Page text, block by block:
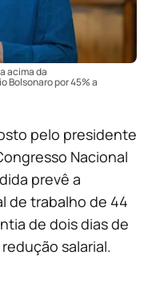
acima da
Bolsonaro por 45% a
pelo presidente
Nacional
prevê a
de trabalho de 44
de dois dias de
salarial.